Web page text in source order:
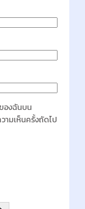
องฉันบน
ามเห็นครั้งถัดไป